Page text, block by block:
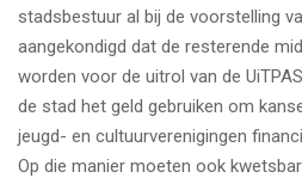
stadsbestuur al bij de voorstelling
aangekondigd dat de resterende
worden voor de uitrol van de
de stad het geld gebruiken om
jeugd- en cultuurverenigingen
Op die manier moeten ook